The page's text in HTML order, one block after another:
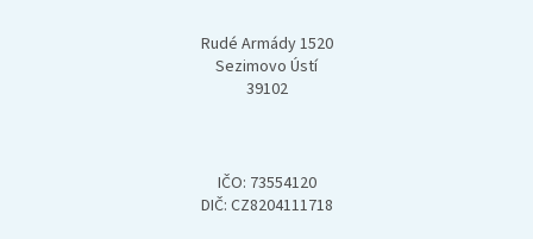
Rudé Armády 1520
Sezimovo Ústí
39102
IČO: 73554120
DIČ: CZ8204111718